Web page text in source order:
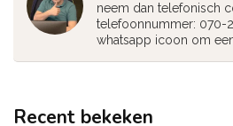
neem dan telefonisch
telefoonnummer: 070-
whatsapp icoon om
Recent bekeken